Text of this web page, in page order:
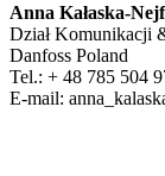
Anna Kałaska-
Dział Komunikacji
Danfoss Poland
Tel.: + 48 785 504
E-mail: